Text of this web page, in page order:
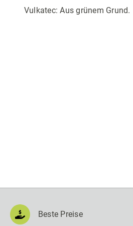
Vulkatec: Aus grünem Grund.
Beste Preise